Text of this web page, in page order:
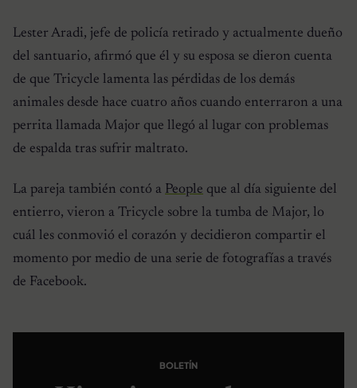
Lester Aradi, jefe de policía retirado y actualmente dueño
del santuario, afirmó que él y su esposa se dieron cuenta
de que Tricycle lamenta las pérdidas de los demás
animales desde hace cuatro años cuando enterraron a una
perrita llamada Major que llegó al lugar con problemas
de espalda tras sufrir maltrato.
La pareja también contó a People que al día siguiente del
entierro, vieron a Tricycle sobre la tumba de Major, lo
cuál les conmovió el corazón y decidieron compartir el
momento por medio de una serie de fotografías a través
de Facebook.
BOLETÍN